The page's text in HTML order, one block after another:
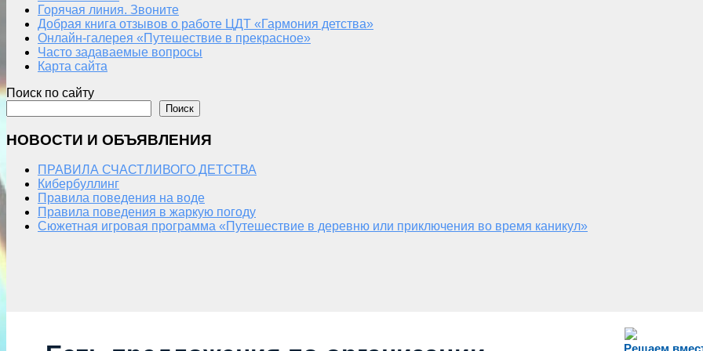
Горячая линия. Звоните
Добрая книга отзывов о работе ЦДТ «Гармония детства»
Онлайн-галерея «Путешествие в прекрасное»
Часто задаваемые вопросы
Карта сайта
Поиск по сайту
Поиск
НОВОСТИ И ОБЪЯВЛЕНИЯ
ПРАВИЛА СЧАСТЛИВОГО ДЕТСТВА
Кибербуллинг
Правила поведения на воде
Правила поведения в жаркую погоду
Сюжетная игровая программа «Путешествие в деревню или приключения во время каникул»